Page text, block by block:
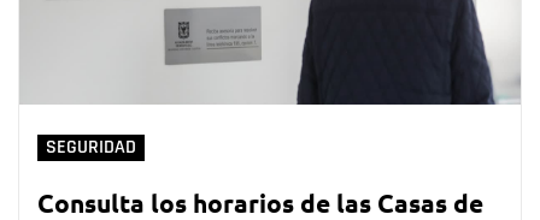
SEGURIDAD
Consulta los horarios de las Casas de